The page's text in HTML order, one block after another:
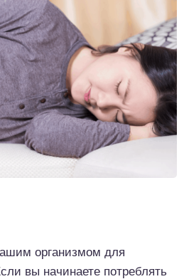
организмом для
вы начинаете потреблять